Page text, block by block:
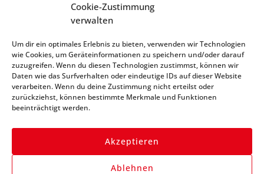
Cookie-Zustimmung
verwalten
Um dir ein optimales Erlebnis zu bieten, verwenden wir Technologien
wie Cookies, um Geräteinformationen zu speichern und/oder darauf
zuzugreifen. Wenn du diesen Technologien zustimmst, können wir
Daten wie das Surfverhalten oder eindeutige IDs auf dieser Website
verarbeiten. Wenn du deine Zustimmung nicht erteilst oder
zurückziehst, können bestimmte Merkmale und Funktionen
beeinträchtigt werden.
Akzeptieren
Ablehnen
Abonniere unseren
Newsletter und bleibe
immer auf dem Laufenden
Anmelden